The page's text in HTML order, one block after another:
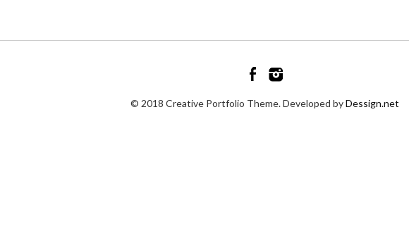
© 2018 Creative Portfolio Theme. Developed byDessign.net